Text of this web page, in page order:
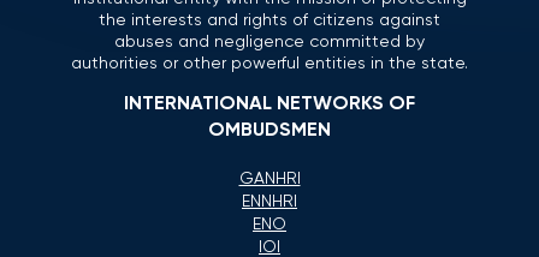
the interests and rights of citizens against
abuses and negligence committed by
authorities or other powerful entities in the state.
INTERNATIONAL NETWORKS OF
OMBUDSMEN
GANHRI
ENNHRI
ENO
IOI